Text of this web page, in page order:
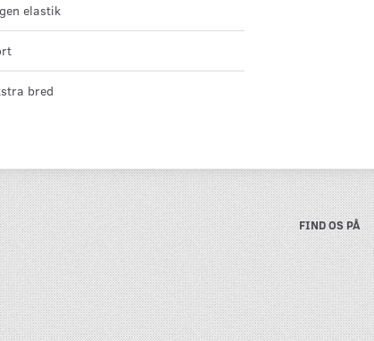
elastik
bred
FIND OS PÅ